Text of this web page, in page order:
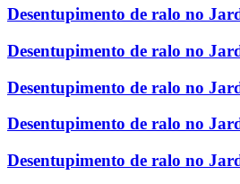
Desentupimento de ralo no
Desentupimento de ralo no
Desentupimento de ralo no
Desentupimento de ralo no
Desentupimento de ralo no